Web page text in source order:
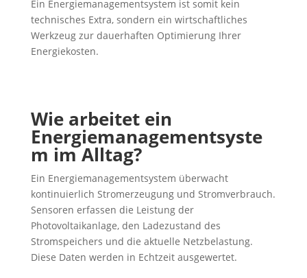
Ein Energiemanagementsystem ist somit kein
technisches Extra, sondern ein wirtschaftliches
Werkzeug zur dauerhaften Optimierung Ihrer
Energiekosten.
Wie arbeitet ein
Energiemanagementsyste
m im Alltag?
Ein Energiemanagementsystem überwacht
kontinuierlich Stromerzeugung und Stromverbrauch.
Sensoren erfassen die Leistung der
Photovoltaikanlage, den Ladezustand des
Stromspeichers und die aktuelle Netzbelastung.
Diese Daten werden in Echtzeit ausgewertet.